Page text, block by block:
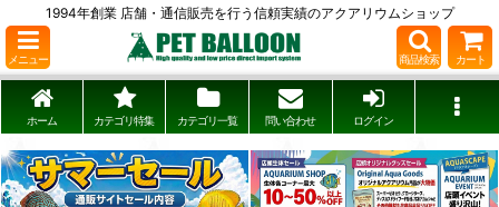
1994年創業 店舗・通信販売を行う信頼実績のアクアリウムショップ
メニュー 商品検索 カート
ホーム カテゴリ特集 カテゴリ一覧 問い合わせ ログイン